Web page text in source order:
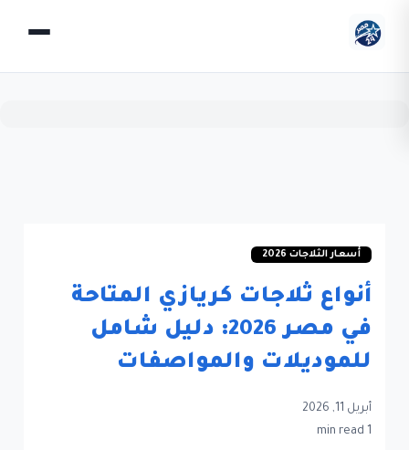
أسعار الثلاجات 2026
أنواع ثلاجات كريازي المتاحة
في مصر 2026: دليل شامل
للموديلات والمواصفات
أبريل 11, 2026
1 min read